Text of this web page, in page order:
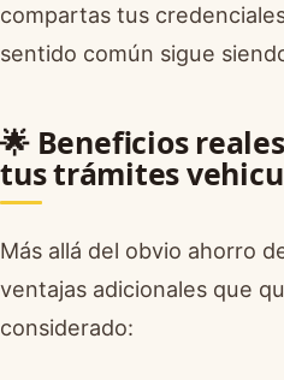
compartas tus
sentido común sigue
🌟 Beneficios
tus trámites
Más allá del obvio ahorro
ventajas adicionales que
considerado: